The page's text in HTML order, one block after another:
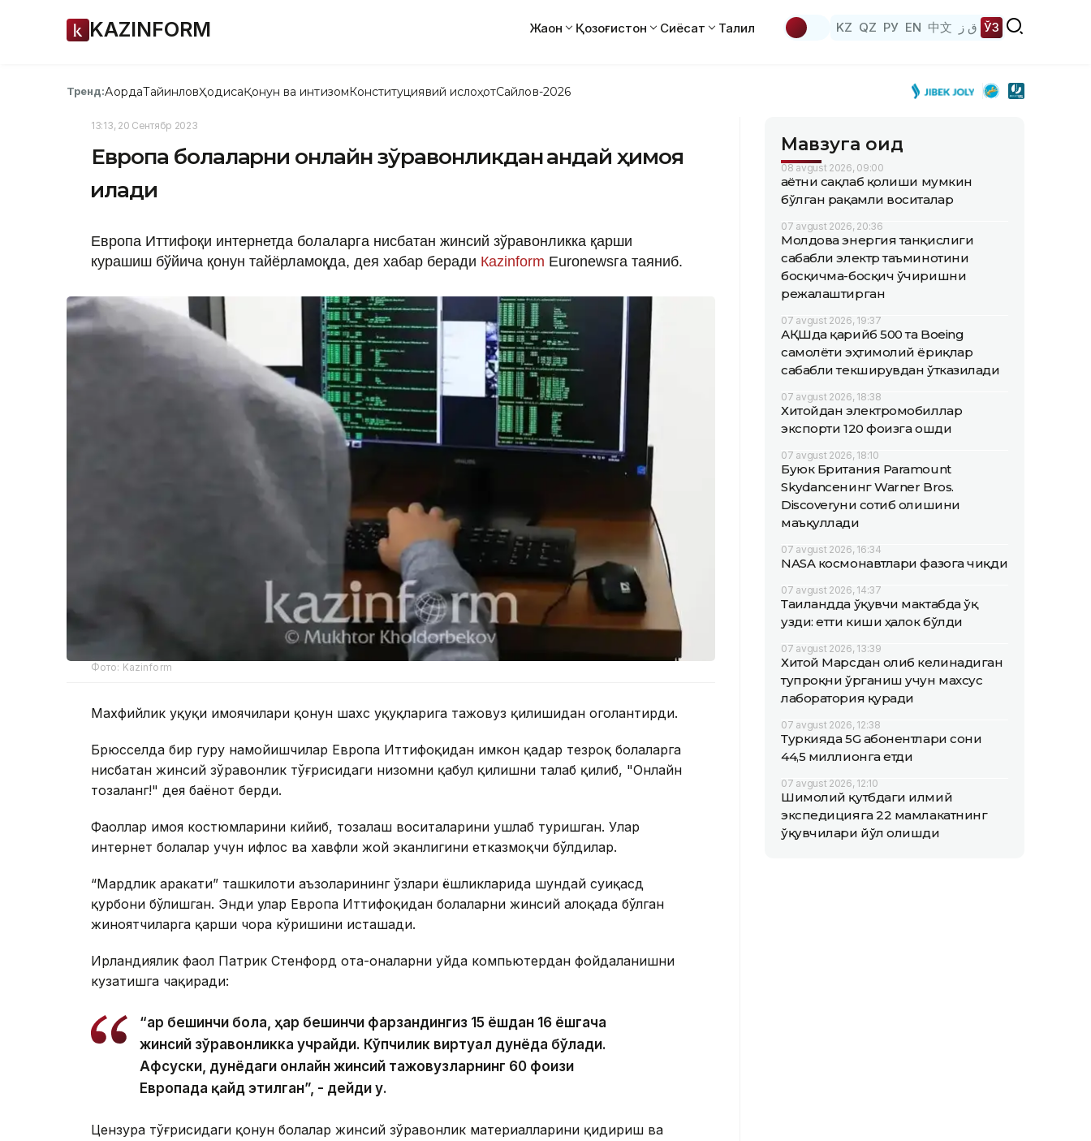
KAZINFORM Жаҳон Қозоғистон Сиёсат Таҳлил KZ QZ РУ EN 中文 ق ز ЎЗ
Тренд:АқордаТайинловҲодисаҚонун ва интизомКонституциявий ислоҳотСайлов-2026
13:13, 20 Сентябр 2023
Европа болаларни онлайн зўравонликдан қандай ҳимоя
қилади
Европа Иттифоқи интернетда болаларга нисбатан жинсий зўравонликка қарши
курашиш бўйича қонун тайёрламоқда, дея хабар беради Кazinform Euronewsга таяниб.
Фото: Kazinform
Махфийлик ҳуқуқи ҳимоячилари қонун шахс ҳуқуқларига тажовуз қилишидан огоҳлантирди.
Брюсселда бир гуруҳ намойишчилар Европа Иттифоқидан имкон қадар тезроқ болаларга
нисбатан жинсий зўравонлик тўғрисидаги низомни қабул қилишни талаб қилиб, "Онлайн
тозаланг!" дея баёнот берди.
Фаоллар ҳимоя костюмларини кийиб, тозалаш воситаларини ушлаб туришган. Улар
интернет болалар учун ифлос ва хавфли жой эканлигини етказмоқчи бўлдилар.
“Мардлик ҳаракати” ташкилоти аъзоларининг ўзлари ёшликларида шундай суиқасд
қурбони бўлишган. Энди улар Европа Иттифоқидан болаларни жинсий алоқада бўлган
жиноятчиларга қарши чора кўришини исташади.
Ирландиялик фаол Патрик Стенфорд ота-оналарни уйда компьютердан фойдаланишни
кузатишга чақиради:
“Ҳар бешинчи бола, ҳар бешинчи фарзандингиз 15 ёшдан 16 ёшгача
жинсий зўравонликка учрайди. Кўпчилик виртуал дунёда бўлади.
Афсуски, дунёдаги онлайн жинсий тажовузларнинг 60 фоизи
Европада қайд этилган”, - дейди у.
Цензура тўғрисидаги қонун болалар жинсий зўравонлик материалларини қидириш ва
Мавзуга оид
08 avgust 2026, 09:00
Ҳаётни сақлаб қолиши мумкин
бўлган рақамли воситалар
07 avgust 2026, 20:36
Молдова энергия танқислиги
сабабли электр таъминотини
босқичма-босқич ўчиришни
режалаштирган
07 avgust 2026, 19:37
АҚШда қарийб 500 та Boeing
самолёти эҳтимолий ёриқлар
сабабли текширувдан ўтказилади
07 avgust 2026, 18:38
Хитойдан электромобиллар
экспорти 120 фоизга ошди
07 avgust 2026, 18:10
Буюк Британия Paramount
Skydanceнинг Warner Bros.
Discoveryни сотиб олишини
маъқуллади
07 avgust 2026, 16:34
NASA космонавтлари фазога чиқди
07 avgust 2026, 14:37
Таиландда ўқувчи мактабда ўқ
узди: етти киши ҳалок бўлди
07 avgust 2026, 13:39
Хитой Марсдан олиб келинадиган
тупроқни ўрганиш учун махсус
лаборатория қуради
07 avgust 2026, 12:38
Туркияда 5G абонентлари сони
44,5 миллионга етди
07 avgust 2026, 12:10
Шимолий қутбдаги илмий
экспедицияга 22 мамлакатнинг
ўқувчилари йўл олишди